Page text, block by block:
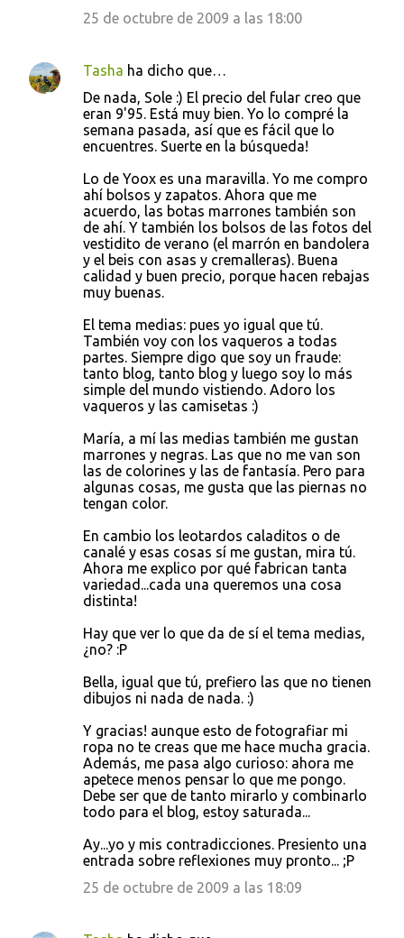
25 de octubre de 2009 a las 18:00
Tasha ha dicho que…
De nada, Sole :) El precio del fular creo que
eran 9'95. Está muy bien. Yo lo compré la
semana pasada, así que es fácil que lo
encuentres. Suerte en la búsqueda!
Lo de Yoox es una maravilla. Yo me compro
ahí bolsos y zapatos. Ahora que me
acuerdo, las botas marrones también son
de ahí. Y también los bolsos de las fotos del
vestidito de verano (el marrón en bandolera
y el beis con asas y cremalleras). Buena
calidad y buen precio, porque hacen rebajas
muy buenas.
El tema medias: pues yo igual que tú.
También voy con los vaqueros a todas
partes. Siempre digo que soy un fraude:
tanto blog, tanto blog y luego soy lo más
simple del mundo vistiendo. Adoro los
vaqueros y las camisetas :)
María, a mí las medias también me gustan
marrones y negras. Las que no me van son
las de colorines y las de fantasía. Pero para
algunas cosas, me gusta que las piernas no
tengan color.
En cambio los leotardos caladitos o de
canalé y esas cosas sí me gustan, mira tú.
Ahora me explico por qué fabrican tanta
variedad...cada una queremos una cosa
distinta!
Hay que ver lo que da de sí el tema medias,
¿no? :P
Bella, igual que tú, prefiero las que no tienen
dibujos ni nada de nada. :)
Y gracias! aunque esto de fotografiar mi
ropa no te creas que me hace mucha gracia.
Además, me pasa algo curioso: ahora me
apetece menos pensar lo que me pongo.
Debe ser que de tanto mirarlo y combinarlo
todo para el blog, estoy saturada...
Ay...yo y mis contradicciones. Presiento una
entrada sobre reflexiones muy pronto... ;P
25 de octubre de 2009 a las 18:09